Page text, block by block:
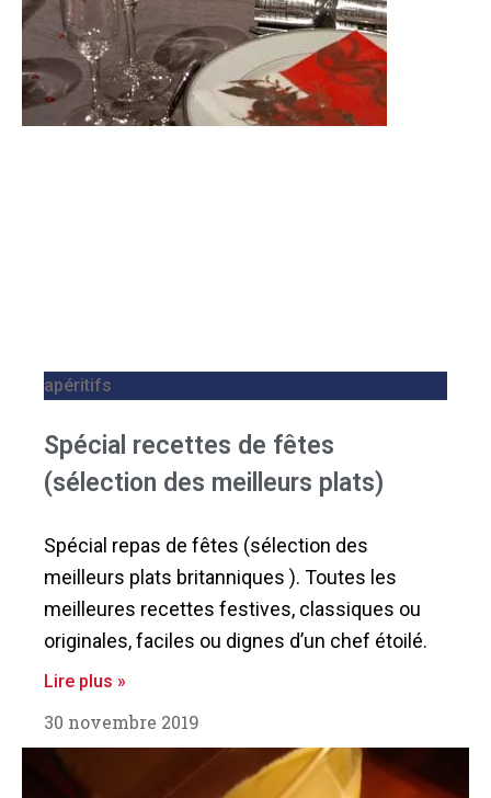
apéritifs
Spécial recettes de fêtes
(sélection des meilleurs plats)
Spécial repas de fêtes (sélection des
meilleurs plats britanniques ). Toutes les
meilleures recettes festives, classiques ou
originales, faciles ou dignes d’un chef étoilé.
Lire plus »
30 novembre 2019